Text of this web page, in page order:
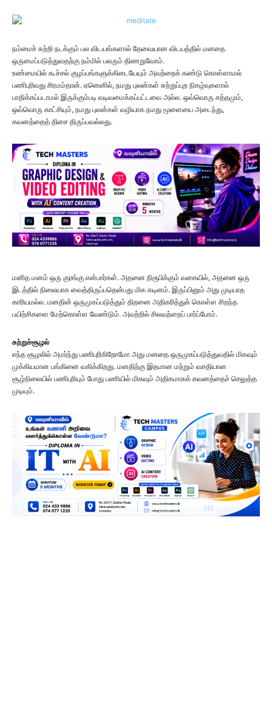
நம்மைச் சுற்றி நடக்கும் பல விடயங்களால் தேவையான விடயத்தில் மனதை
ஒருமைப்படுத்துவதற்கு நம்மில் பலரும் திணறுவோம்.
உண்மையில் கூச்சல் குழப்பங்களுக்கிடையேயும் அவற்றைக் கண்டு கொள்ளாமல்
பணிபுரிவது சிரமம்தான். ஏனெனில், நமது புலன்கள் சுற்றுப்புற நிகழ்வுகளால்
பாதிக்கப்படாமல் இருக்கும்படி வடிவமைக்கப்பட்டவை அல்ல. ஒவ்வொரு சத்தமும்,
ஒவ்வொரு காட்சியும், நமது புலன்கள் வழியாக நமது மூளையை அடைந்து,
கவனத்தைத் திசை திருப்பவல்லது.
மனித மனம் ஒரு குரங்கு என்பார்கள். அதனை நிரூபிக்கும் வகையில், அதனை ஒரு
இடத்தில் நிலையாக வைத்திருப்பதென்பது மிக கடினம். இருப்பினும் அது முடியாத
காரியமல்ல. மனதின் ஒருமுகப்படுத்தும் திறனை அதிகரித்துக் கொள்ள சிறந்த
பயிற்சிகளை மேற்கொள்ள வேண்டும். அவற்றில் சிலவற்றைப் பார்ப்போம்.
சுற்றுச்சூழல்
எந்த சூழலில் அமர்ந்து பணிபுரிகிறோமோ அது மனதை ஒருமுகப்படுத்துவதில் மிகவும்
முக்கியமான பங்கினை வகிக்கிறது. மனதிற்கு இதமான மற்றும் வசதியான
சூழ்நிலையில் பணிபுரியும் போது பணியில் மிகவும் அதிகமாகக் கவனத்தைச் செலுத்த
முடியும்.